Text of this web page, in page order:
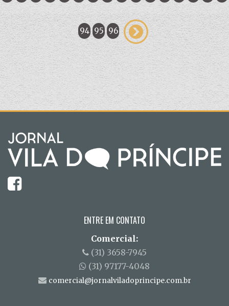
94 95 96
ENTRE EM CONTATO
Comercial:
(31) 3658-7945
(31) 97177-4048
comercial@jornalviladoprincipe.com.br